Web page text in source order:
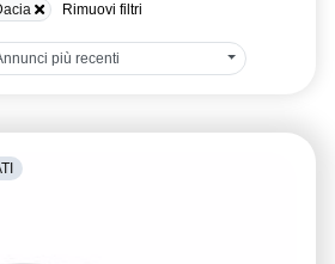
Rimuovi filtri
più recenti